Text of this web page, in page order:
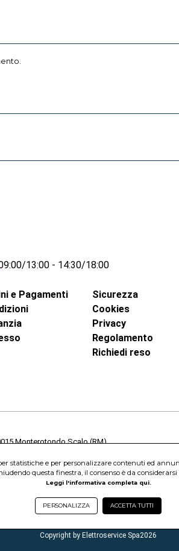
13:00 - 14:30/18:00
e Pagamenti
Sicurezza
Cookies
Privacy
Regolamento
Richiedi reso
Monterotondo Scalo (RM)
1.600.000,00 Euro i.v. Iscritto al Registro delle
(RM) - Telefono:06.90095358
Copyright by Elettroservice Spa2026
statistiche e per personalizzare contenuti ed
questa finestra, il consenso è da considerarsi
Leggi l'informativa completa qui.
PERSONALIZZA ACCETTA TUTTI